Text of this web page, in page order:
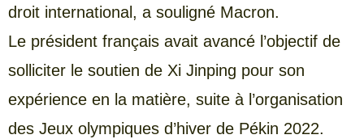
droit international, a souligné Macron.
Le président français avait avancé l’objectif de
solliciter le soutien de Xi Jinping pour son
expérience en la matière, suite à l’organisation
des Jeux olympiques d’hiver de Pékin 2022.